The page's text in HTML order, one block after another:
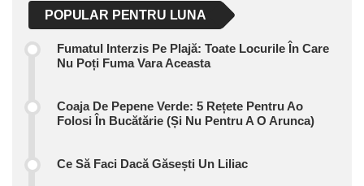
POPULAR PENTRU LUNA
Fumatul Interzis Pe Plajă: Toate Locurile În Care
Nu Poți Fuma Vara Aceasta
Coaja De Pepene Verde: 5 Rețete Pentru Ao
Folosi În Bucătărie (și Nu Pentru A O Arunca)
Ce Să Faci Dacă Găsești Un Liliac